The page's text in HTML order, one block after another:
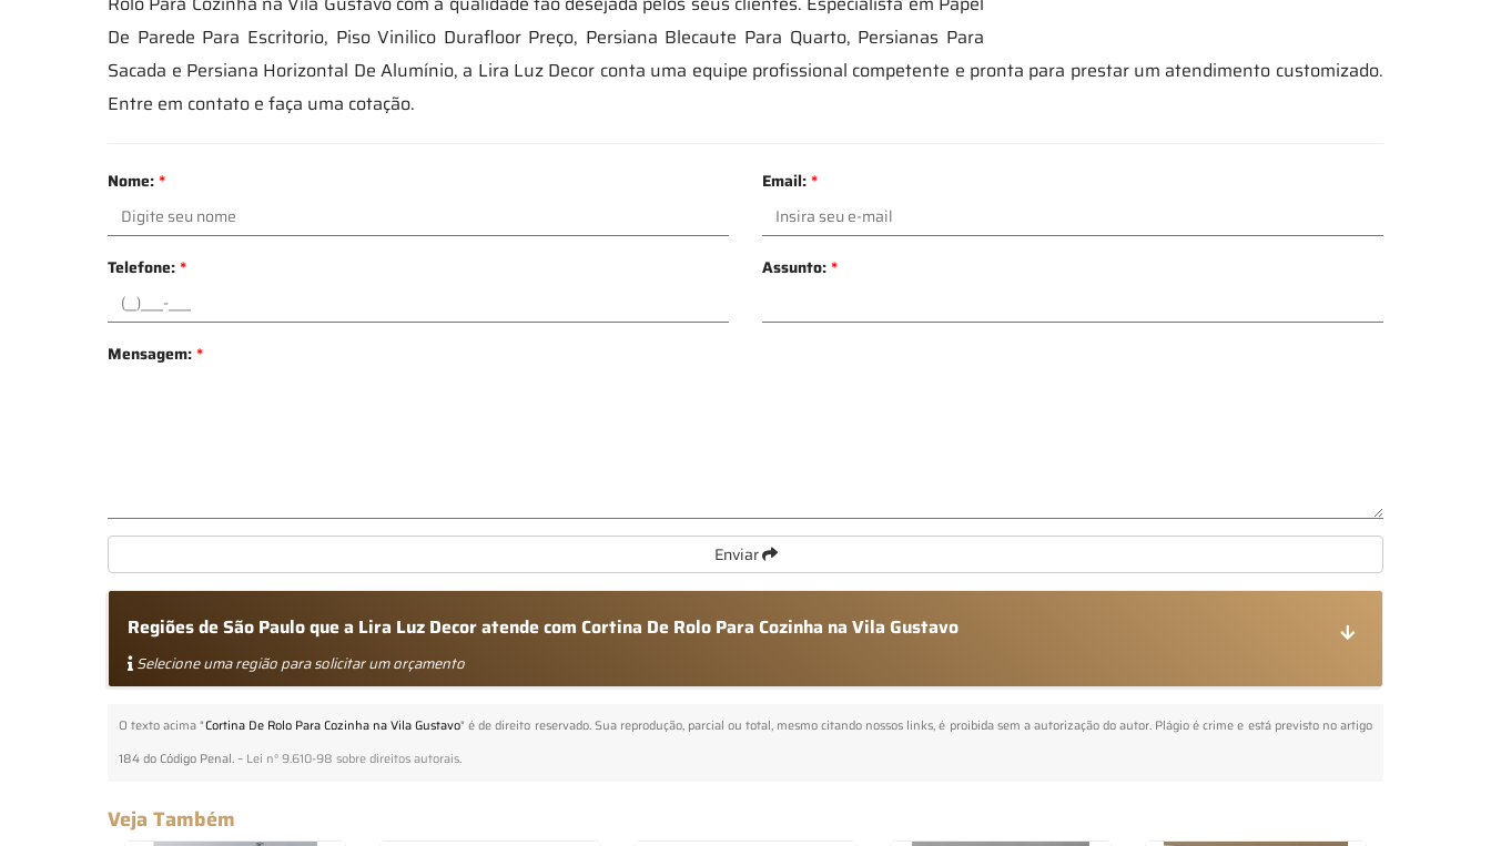
De Parede Para Escritorio, Piso Vinilico Durafloor Preço, Persiana Blecaute Para Quarto, Persianas Para
Sacada e Persiana Horizontal De Alumínio, a Lira Luz Decor conta uma equipe profissional competente e pronta para prestar um atendimento customizado.
Entre em contato e faça uma cotação.
Nome:* Email:*
Telefone:* Assunto:*
Mensagem:*
Enviar
Regiões de São Paulo que a Lira Luz Decor atende com Cortina De Rolo Para Cozinha na Vila Gustavo
Selecione uma região para solicitar um orçamento
O texto acima "Cortina De Rolo Para Cozinha na Vila Gustavo" é de direito reservado. Sua reprodução, parcial ou total, mesmo citando nossos links, é proibida sem a autorização do autor. Plágio é crime e está previsto no artigo
184 do Código Penal. – Lei n° 9.610-98 sobre direitos autorais.
Veja Também